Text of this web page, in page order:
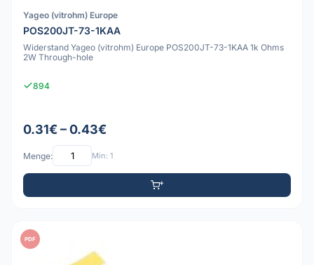
Yageo (vitrohm) Europe
POS200JT-73-1KAA
Widerstand Yageo (vitrohm) Europe POS200JT-73-1KAA 1k Ohms
2W Through-hole
894
0.31€ – 0.43€
Menge: Min: 1
PDF